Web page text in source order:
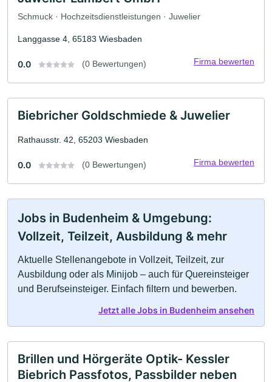
Schmuck · Hochzeitsdienstleistungen · Juwelier
Langgasse 4, 65183 Wiesbaden
0.0 (0 Bewertungen) Firma bewerten
Biebricher Goldschmiede & Juwelier
Rathausstr. 42, 65203 Wiesbaden
0.0 (0 Bewertungen) Firma bewerten
Jobs in Budenheim & Umgebung:
Vollzeit, Teilzeit, Ausbildung & mehr
Aktuelle Stellenangebote in Vollzeit, Teilzeit, zur
Ausbildung oder als Minijob – auch für Quereinsteiger
und Berufseinsteiger. Einfach filtern und bewerben.
Jetzt alle Jobs in Budenheim ansehen
Brillen und Hörgeräte Optik- Kessler
Biebrich Passfotos, Passbilder neben